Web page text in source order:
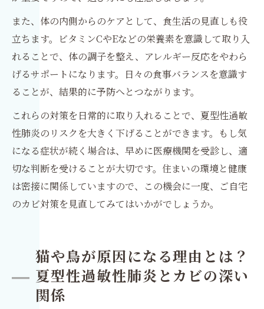
また、体の内側からのケアとして、食生活の見直しも役
立ちます。ビタミンCやEなどの栄養素を意識して取り入
れることで、体の調子を整え、アレルギー反応をやわら
げるサポートになります。日々の食事バランスを意識す
ることが、結果的に予防へとつながります。
これらの対策を日常的に取り入れることで、夏型性過敏
性肺炎のリスクを大きく下げることができます。もし気
になる症状が続く場合は、早めに医療機関を受診し、適
切な判断を受けることが大切です。住まいの環境と健康
は密接に関係していますので、この機会に一度、ご自宅
のカビ対策を見直してみてはいかがでしょうか。
猫や鳥が原因になる理由とは？
夏型性過敏性肺炎とカビの深い
関係